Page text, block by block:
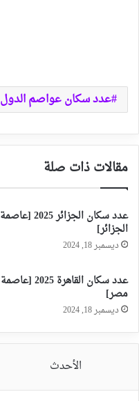
عدد سكان عواصم الدول
مقالات ذات صلة
عدد سكان الجزائر 2025 [عاصمة
الجزائر]
ديسمبر 18, 2024
عدد سكان القاهرة 2025 [عاصمة
مصر]
ديسمبر 18, 2024
الأحدث